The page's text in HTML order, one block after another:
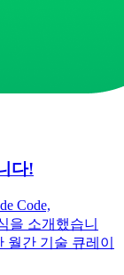
다!
Code,
을 소개했습니
월간 기술 큐레이